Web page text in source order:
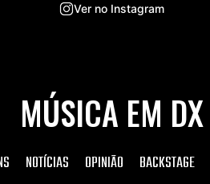
Ver no Instagram
MÚSICA EM DX
NOTÍCIAS OPINIÃO BACKSTAGE